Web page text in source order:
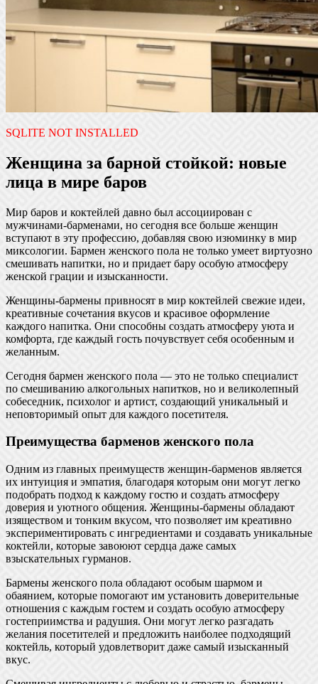
SQLITE NOT INSTALLED
Женщина за барной стойкой: новые
лица в мире баров
Мир баров и коктейлей давно был ассоциирован с
мужчинами-барменами, но сегодня все больше женщин
вступают в эту профессию, добавляя свою изюминку в мир
миксологии. Бармен женского пола не только умеет виртуозно
смешивать напитки, но и придает бару особую атмосферу
женской грации и изысканности.
Женщины-бармены привносят в мир коктейлей свежие идеи,
креативные сочетания вкусов и красивое оформление
каждого напитка. Они способны создать атмосферу уюта и
комфорта, где каждый гость почувствует себя особенным и
желанным.
Сегодня бармен женского пола — это не только специалист
по смешиванию алкогольных напитков, но и великолепный
собеседник, психолог и артист, создающий уникальный и
неповторимый опыт для каждого посетителя.
Преимущества барменов женского пола
Одним из главных преимуществ женщин-барменов является
их интуиция и эмпатия, благодаря которым они могут легко
подобрать подход к каждому гостю и создать атмосферу
доверия и уютного общения. Женщины-бармены обладают
изяществом и тонким вкусом, что позволяет им креативно
экспериментировать с ингредиентами и создавать уникальные
коктейли, которые завоюют сердца даже самых
взыскательных гурманов.
Бармены женского пола обладают особым шармом и
обаянием, которые помогают им установить доверительные
отношения с каждым гостем и создать особую атмосферу
гостеприимства и радушия. Они могут легко разгадать
желания посетителей и предложить наиболее подходящий
коктейль, который удовлетворит даже самый изысканный
вкус.